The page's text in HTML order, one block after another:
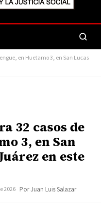
en Huetamo 3, en San Lucas
32 casos de
3, en San
en este
2026 Por Juan Luis Salazar